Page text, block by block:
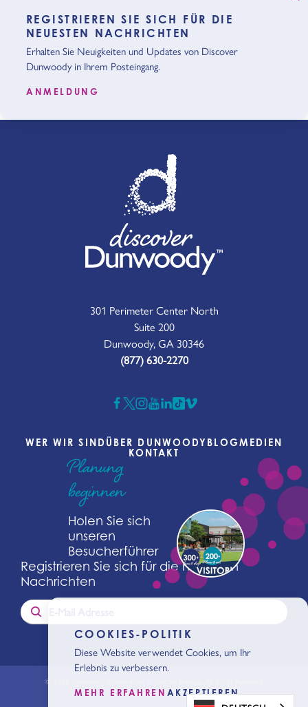
REGISTRIEREN SIE SICH FÜR DIE
NEUESTEN NACHRICHTEN
Erhalten Sie Neuigkeiten und Updates von Discover
Dunwoody in Ihrem Posteingang.
ANMELDUNG
301 Perimeter Center North
Suite 200
Dunwoody, GA 30346
(877) 630-2270
WER WIR SIND ÜBER DUNWOODY BLOGMEDIEN
KONTAKT
Planung
beginnen
Holen Sie sich
unseren
Besucherführer
Registrieren Sie sich für die neuesten
Nachrichten
© 2026 Dunwoody Conventions & Visitors Bureaus. All Rights Reserved.
Datenschutzbestimmungen
COOKIES-POLITIK
Diese Website verwendet Cookies, um Ihr
Erlebnis zu verbessern.
MEHR ERFAHREN AKZEPTIEREN